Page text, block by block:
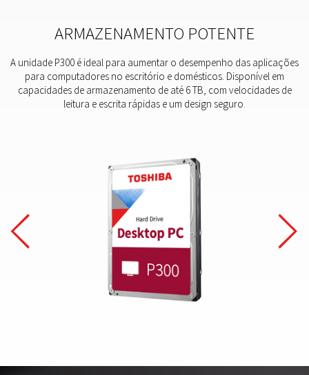
ARMAZENAMENTO POTENTE
A unidade P300 é ideal para aumentar o desempenho das aplicações
para computadores no escritório e domésticos. Disponível em
capacidades de armazenamento de até 6 TB, com velocidades de
leitura e escrita rápidas e um design seguro.